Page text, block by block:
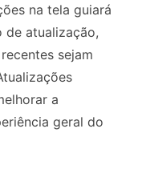
na tela guiará
de atualização,
sejam
a
geral do